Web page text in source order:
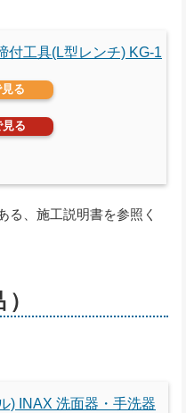
付工具(L型レンチ) KG-1
る
る
る、施工説明書を参照く
) INAX 洗面器・手洗器